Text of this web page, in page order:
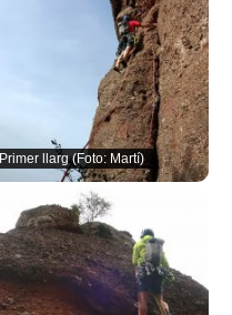
Primer llarg (Foto: Martí)